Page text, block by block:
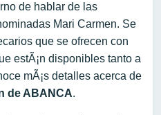
de hablar de las
Mari Carmen. Se
que se ofrecen con
estÃ¡n disponibles tanto a
mÃ¡s detalles acerca de
de ABANCA.